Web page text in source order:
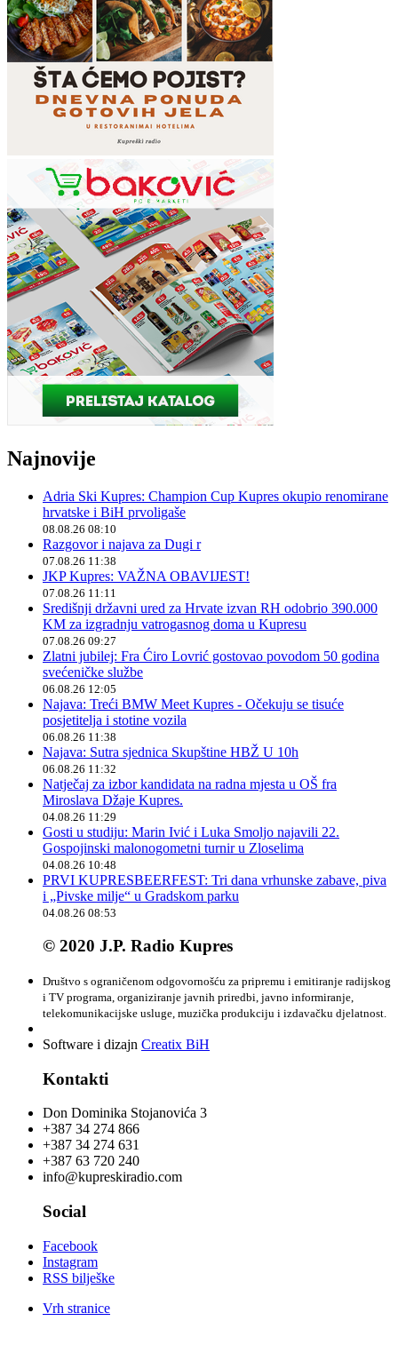
Najnovije
Adria Ski Kupres: Champion Cup Kupres okupio renomirane
hrvatske i BiH prvoligaše
08.08.26 08:10
Razgovor i najava za Dugi r
07.08.26 11:38
JKP Kupres: VAŽNA OBAVIJEST!
07.08.26 11:11
Središnji državni ured za Hrvate izvan RH odobrio 390.000
KM za izgradnju vatrogasnog doma u Kupresu
07.08.26 09:27
Zlatni jubilej: Fra Ćiro Lovrić gostovao povodom 50 godina
svećeničke službe
06.08.26 12:05
Najava: Treći BMW Meet Kupres - Očekuju se tisuće
posjetitelja i stotine vozila
06.08.26 11:38
Najava: Sutra sjednica Skupštine HBŽ U 10h
06.08.26 11:32
Natječaj za izbor kandidata na radna mjesta u OŠ fra
Miroslava Džaje Kupres.
04.08.26 11:29
Gosti u studiju: Marin Ivić i Luka Smoljo najavili 22.
Gospojinski malonogometni turnir u Zloselima
04.08.26 10:48
PRVI KUPRESBEERFEST: Tri dana vrhunske zabave, piva
i „Pivske milje“ u Gradskom parku
04.08.26 08:53
© 2020 J.P. Radio Kupres
Društvo s ograničenom odgovornošću za pripremu i emitiranje radijskog
i TV programa, organiziranje javnih priredbi, javno informiranje,
telekomunikacijske usluge, muzička produkciju i izdavačku djelatnost.
Software i dizajn Creatix BiH
Kontakti
Don Dominika Stojanovića 3
+387 34 274 866
+387 34 274 631
+387 63 720 240
info@kupreskiradio.com
Social
Facebook
Instagram
RSS bilješke
Vrh stranice